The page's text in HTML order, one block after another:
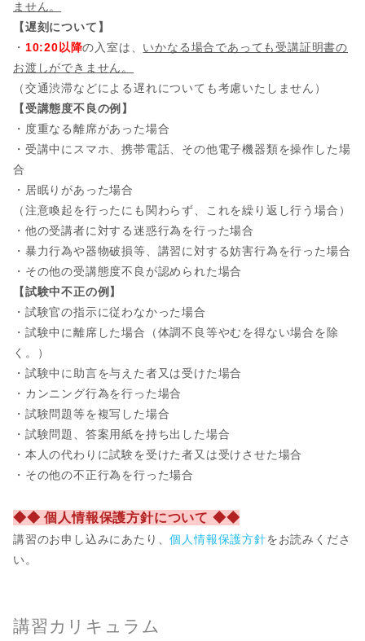
ません。
【遅刻について】
・ 10:20以降の入室は、 いかなる場合であっても受講証明書の
お渡しができません。
（交通渋滞などによる遅れについても考慮いたしません）
【受講態度不良の例】
・度重なる離席があった場合
・受講中にスマホ、携帯電話、その他電子機器類を操作した場
合
・居眠りがあった場合
（注意喚起を行ったにも関わらず、これを繰り返し行う場合）
・他の受講者に対する迷惑行為を行った場合
・暴力行為や器物破損等、講習に対する妨害行為を行った場合
・その他の受講態度不良が認められた場合
【試験中不正の例】
・試験官の指示に従わなかった場合
・試験中に離席した場合（体調不良等やむを得ない場合を除
く。）
・試験中に助言を与えた者又は受けた場合
・カンニング行為を行った場合
・試験問題等を複写した場合
・試験問題、答案用紙を持ち出した場合
・本人の代わりに試験を受けた者又は受けさせた場合
・その他の不正行為を行った場合
◆◆ 個人情報保護方針について ◆◆
講習のお申し込みにあたり、個人情報保護方針をお読みくださ
い。
講習カリキュラム